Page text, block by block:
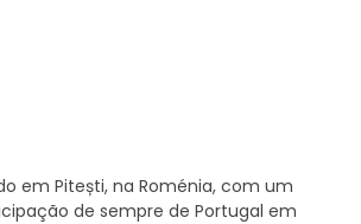
em Pitești, na Roménia, com um
de sempre de Portugal em